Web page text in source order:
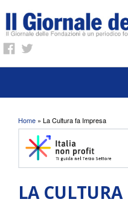
Tu sei qui
Home » La Cultura fa Impresa
LA